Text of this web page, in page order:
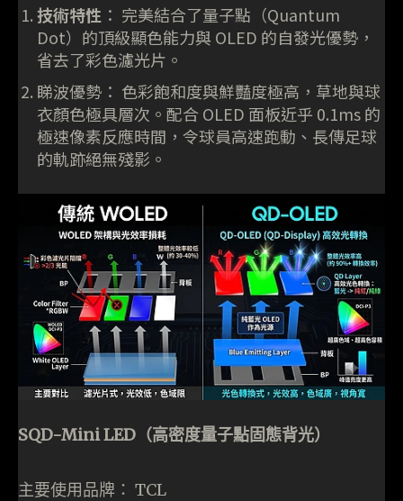
技術特性 ： 完美結合了量子點（Quantum
Dot）的頂級顯色能力與 OLED 的自發光優勢，
省去了彩色濾光片。
睇波優勢： 色彩飽和度與鮮豔度極高，草地與球
衣顏色極具層次。配合 OLED 面板近乎 0.1ms 的
極速像素反應時間，令球員高速跑動、長傳足球
的軌跡絕無殘影。
SQD-Mini LED（高密度量子點固態背光）
主要使用品牌： TCL